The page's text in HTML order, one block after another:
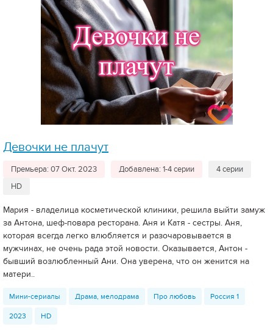
Девочки не плачут
Премьера: 07 Окт. 2023 Добавлена: 1-4 серии
4 серии
HD
Мария - владелица косметической клиники, решила выйти замуж
за Антона, шеф-повара ресторана. Аня и Катя - сестры. Аня,
которая всегда легко влюбляется и разочаровывается в
мужчинах, не очень рада этой новости. Оказывается, Антон -
бывший возлюбленный Ани. Она уверена, что он женится на
матери..
Мини-сериалы Драма, мелодрама Про любовь Россия 1
2023 HD